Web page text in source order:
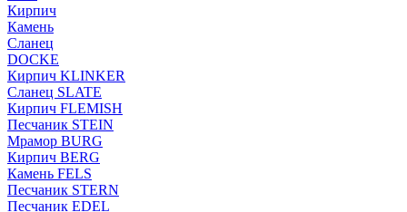
Кирпич
Камень
Сланец
DOCKE
Кирпич KLINKER
Сланец SLATE
Кирпич FLEMISH
Пес­ча­ник STEIN
Мрамор BURG
Кирпич BERG
Камень FELS
Пес­ча­ник STERN
Пес­ча­ник EDEL